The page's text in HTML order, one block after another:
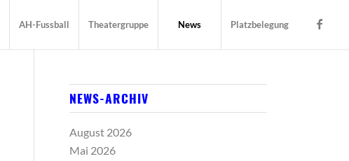
AH-Fussball Theatergruppe News Platzbelegung
NEWS-ARCHIV
August 2026
Mai 2026